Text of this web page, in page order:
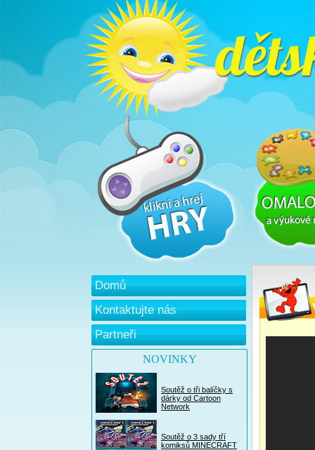
Domů
Kontaktujte nás
Partneři
NOVINKY
Soutěž o tři balíčky s
dárky od Cartoon
Network
Soutěž o 3 sady tří
komiksů MINECRAFT